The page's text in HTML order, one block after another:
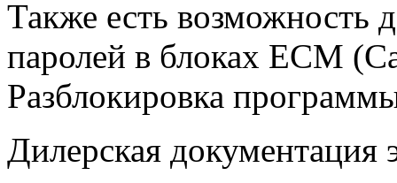
Также есть возможность
паролей в блоках ECM
Разблокировка
Дилерская документация